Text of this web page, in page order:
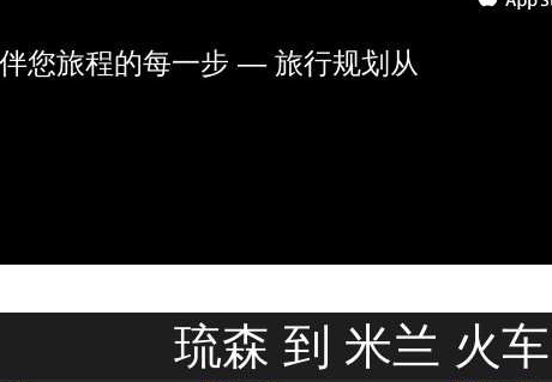
您旅程的每一步 — 旅行规划从
琉森 到 米兰 火